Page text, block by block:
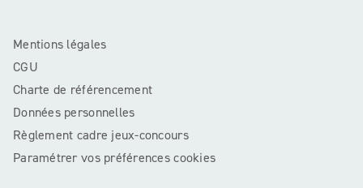
Mentions légales
CGU
Charte de référencement
Données personnelles
Règlement cadre jeux-concours
Paramétrer vos préférences cookies